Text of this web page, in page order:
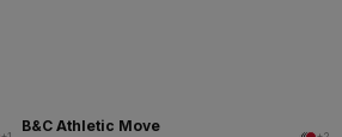
B&C Athletic Move